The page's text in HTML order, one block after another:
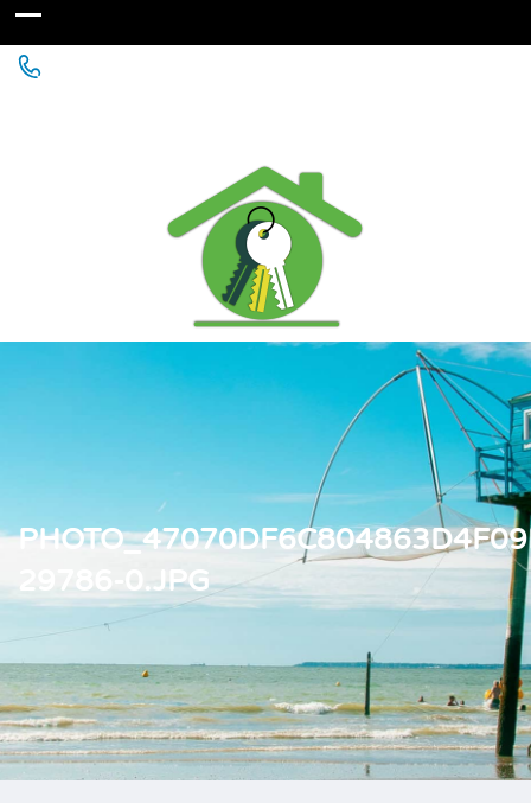
29786-0.JPG